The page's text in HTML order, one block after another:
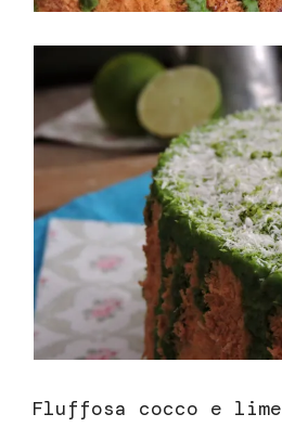
Fluffosa cocco e lime